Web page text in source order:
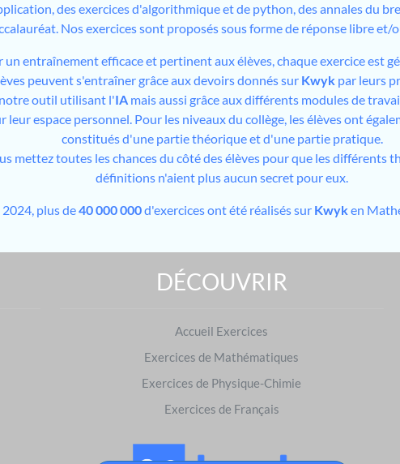
des exercices d'algorithmique et de python, des annales du
Nos exercices sont proposés sous forme de réponse libre et/
entraînement efficace et pertinent aux élèves, chaque exercice est
peuvent s'entraîner grâce aux devoirs donnés sur Kwyk par leurs
outil utilisant l'IAmais aussi grâce aux différents modules de
leur espace personnel. Pour les niveaux du collège, les élèves ont
constitués d'une partie théorique et d'une partie pratique.
mettez toutes les chances du côté des élèves pour que les différents
définitions n'aient plus aucun secret pour eux.
2024, plus de40 000 000d'exercices ont été réalisés sur Kwyken
Brevet des collèges|Baccalauréat
S'entraîner dans d'autres matières
DÉCOUVRIR
Accueil Exercices
Exercices de Mathématiques
Exercices de Physique-Chimie
Exercices de Français